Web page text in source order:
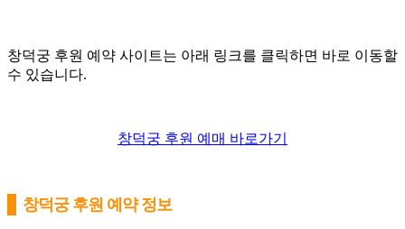
창덕궁 후원 예약 사이트는 아래 링크를 클릭하면 바로 이동할
수 있습니다.
창덕궁 후원 예매 바로가기
창덕궁 후원 예약 정보